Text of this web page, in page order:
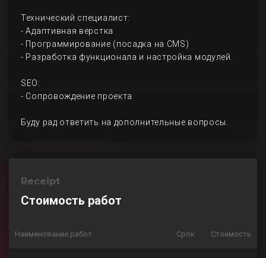
Технический специалист:
- Адаптивная верстка
- Программирование (посадка на CMS)
- Разработка функционала и настройка модулей.
SEO:
- Сопровождение проекта
Буду рад ответить на дополнительные вопросы.
Receipt
Стоимость работ
Наименование работ Срок Стоимость